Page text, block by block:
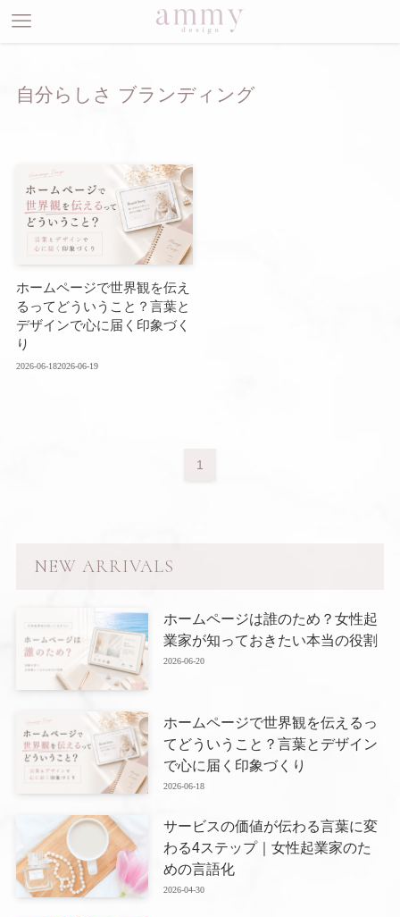
自分らしさ ブランディング
ホームページで世界観を伝え
るってどういうこと？言葉と
デザインで心に届く印象づく
り
2026-06-182026-06-19
1
NEW ARRIVALS
ホームページは誰のため？女性起
業家が知っておきたい本当の役割
2026-06-20
ホームページで世界観を伝えるっ
てどういうこと？言葉とデザイン
で心に届く印象づくり
2026-06-18
サービスの価値が伝わる言葉に変
わる4ステップ｜女性起業家のた
めの言語化
2026-04-30